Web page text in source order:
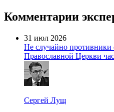
Комментарии
31 июл 2026
Не случайно противники
Православной Церкви
Сергей Лущ